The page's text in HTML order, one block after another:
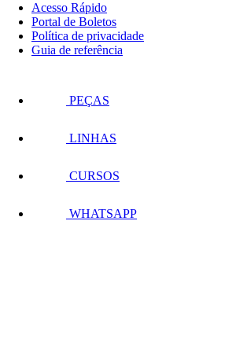
Acesso Rápido
Portal de Boletos
Política de privacidade
Guia de referência
PEÇAS
LINHAS
CURSOS
WHATSAPP